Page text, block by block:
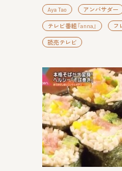
Aya Tao アンバサダー
テレビ番組『anna』 フ
読売テレビ